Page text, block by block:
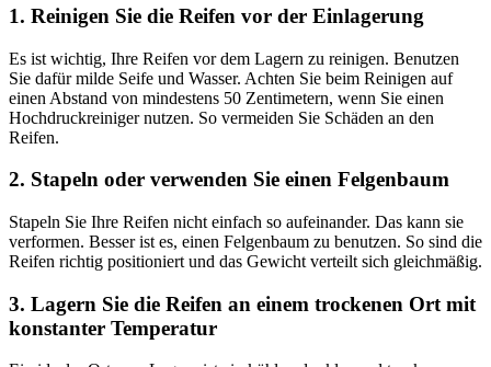
1. Reinigen Sie die Reifen vor der Einlagerung
Es ist wichtig, Ihre Reifen vor dem Lagern zu reinigen. Benutzen
Sie dafür milde Seife und Wasser. Achten Sie beim Reinigen auf
einen Abstand von mindestens 50 Zentimetern, wenn Sie einen
Hochdruckreiniger nutzen. So vermeiden Sie Schäden an den
Reifen.
2. Stapeln oder verwenden Sie einen Felgenbaum
Stapeln Sie Ihre Reifen nicht einfach so aufeinander. Das kann sie
verformen. Besser ist es, einen Felgenbaum zu benutzen. So sind die
Reifen richtig positioniert und das Gewicht verteilt sich gleichmäßig.
3. Lagern Sie die Reifen an einem trockenen Ort mit
konstanter Temperatur